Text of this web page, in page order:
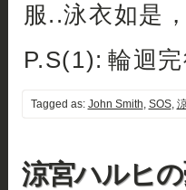
服..泳衣如是
P.S(1): 輪迴
Tagged as: John Smith, SOS,
涼宮ハルヒ